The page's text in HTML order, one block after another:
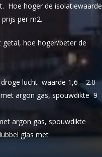
Hoe hoger de isolatiewaarde
per m2.
getal, hoe hoger/beter de
droge lucht waarde 1,6 – 2.0
argon gas, spouwdikte 9
argon gas, spouwdikte
glas met